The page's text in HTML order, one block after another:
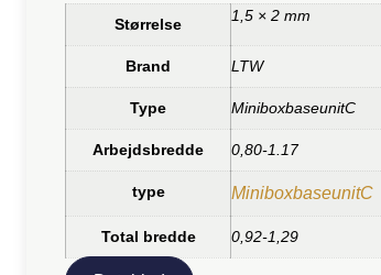
Størrelse 1,5 × 2 mm
Brand LTW
Type MiniboxbaseunitC
Arbejdsbredde 0,80-1.17
type MiniboxbaseunitC
Total bredde 0,92-1,29